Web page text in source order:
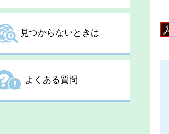
見つからないときは
よくある質問